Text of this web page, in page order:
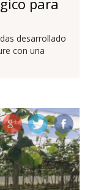
desarrollado
con una